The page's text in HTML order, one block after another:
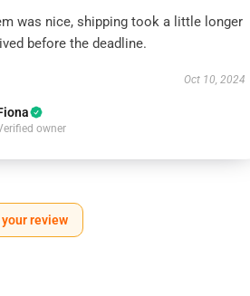
was nice, shipping took a little longer
before the deadline.
Oct 10, 2024
owner
review